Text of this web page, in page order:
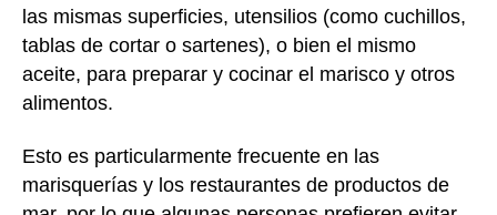
las mismas superficies, utensilios (como cuchillos,
tablas de cortar o sartenes), o bien el mismo
aceite, para preparar y cocinar el marisco y otros
alimentos.
Esto es particularmente frecuente en las
marisquerías y los restaurantes de productos de